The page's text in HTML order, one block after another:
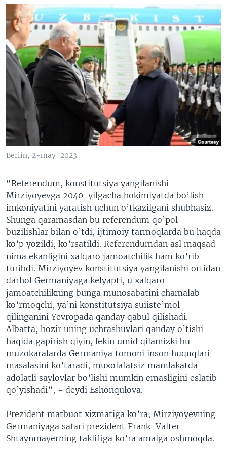
Berlin, 2-may, 2023
“Referendum, konstitutsiya yangilanishi
Mirziyoyevga 2040-yilgacha hokimiyatda bo’lish
imkoniyatini yaratish uchun o’tkazilgani shubhasiz.
Shunga qaramasdan bu referendum qo’pol
buzilishlar bilan o’tdi, ijtimoiy tarmoqlarda bu haqda
ko’p yozildi, ko’rsatildi. Referendumdan asl maqsad
nima ekanligini xalqaro jamoatchilik ham ko’rib
turibdi. Mirziyoyev konstitutsiya yangilanishi ortidan
darhol Germaniyaga kelyapti, u xalqaro
jamoatchilikning bunga munosabatini chamalab
ko’rmoqchi, ya’ni konstitutsiya suiiste’mol
qilinganini Yevropada qanday qabul qilishadi.
Albatta, hozir uning uchrashuvlari qanday o’tishi
haqida gapirish qiyin, lekin umid qilamizki bu
muzokaralarda Germaniya tomoni inson huquqlari
masalasini ko’taradi, muxolafatsiz mamlakatda
adolatli saylovlar bo’lishi mumkin emasligini eslatib
qo’yishadi”, - deydi Eshonqulova.
Prezident matbuot xizmatiga ko’ra, Mirziyoyevning
Germaniyaga safari prezident Frank-Valter
Shtaynmayerning taklifiga ko’ra amalga oshmoqda.